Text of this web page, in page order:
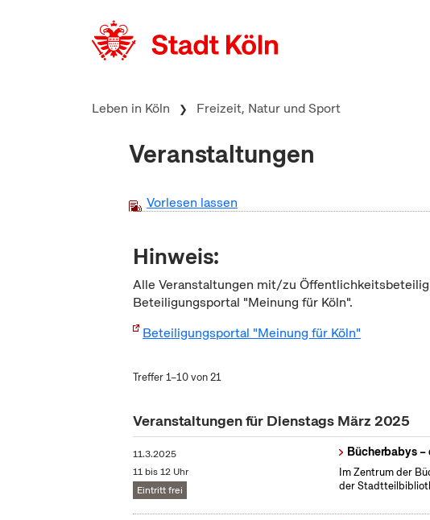
Leben in Köln Freizeit, Natur und Sport
Veranstaltungen
Vorlesen lassen
Hinweis:
Alle Veranstaltungen mit/zu
Beteiligungsportal "Meinung für Köln".
Beteiligungsportal "Meinung für Köln"
Treffer 1–10 von 21
Veranstaltungen für Dienstags März 2025
11.3.2025
11 bis 12 Uhr
Eintritt frei
Bücherbabys
Im Zentrum der
der